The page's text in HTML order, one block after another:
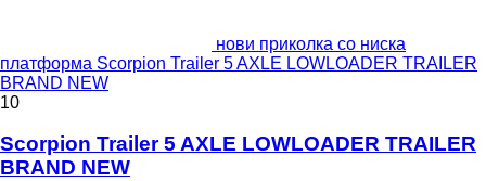
нови приколка со ниска
платформа Scorpion Trailer 5 AXLE LOWLOADER TRAILER
BRAND NEW
10
Scorpion Trailer 5 AXLE LOWLOADER TRAILER
BRAND NEW